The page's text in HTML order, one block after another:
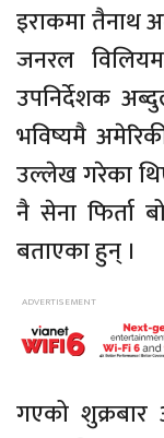
इराकमा तैनाथ
जनरल
उपनिर्देशक
भविष्यमै
उल्लेख गरेका
नै सेना फिर्ता
बताएका हुन् ।
गएको